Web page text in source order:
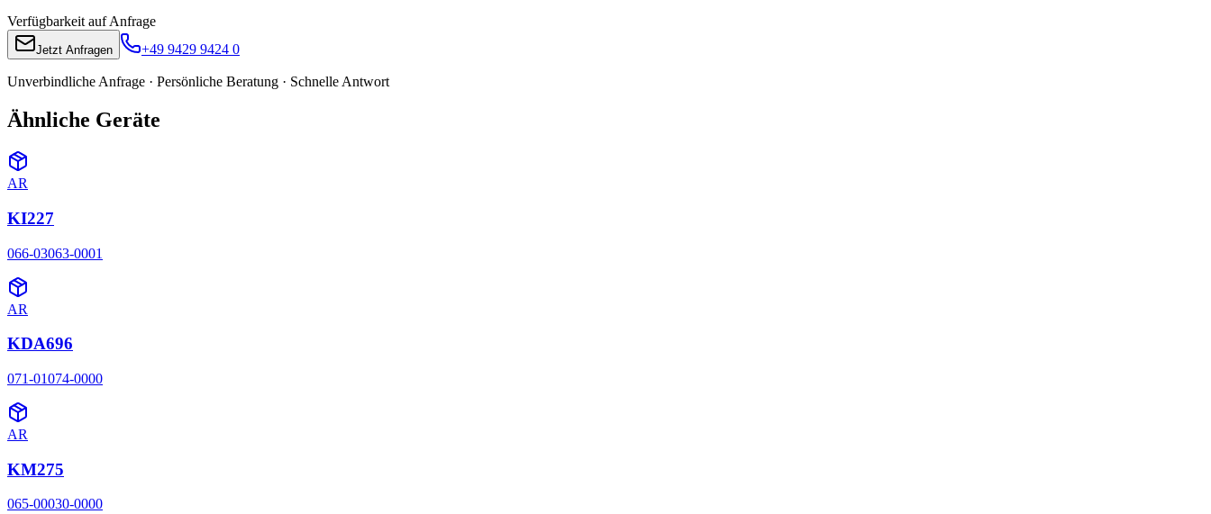
Verfügbarkeit auf Anfrage
Jetzt Anfragen +49 9429 9424 0
Unverbindliche Anfrage · Persönliche Beratung · Schnelle Antwort
Ähnliche Geräte
AR
KI227
066-03063-0001
AR
KDA696
071-01074-0000
AR
KM275
065-00030-0000